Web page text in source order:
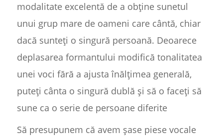
modalitate excelentă de a obține sunetul
unui grup mare de oameni care cântă, chiar
dacă sunteți o singură persoană. Deoarece
deplasarea formantului modifică tonalitatea
unei voci fără a ajusta înălțimea generală,
puteți cânta o singură dublă și să o faceți să
sune ca o serie de persoane diferite
Să presupunem că avem șase piese vocale